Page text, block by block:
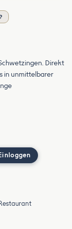
Direkt
in unmittelbarer